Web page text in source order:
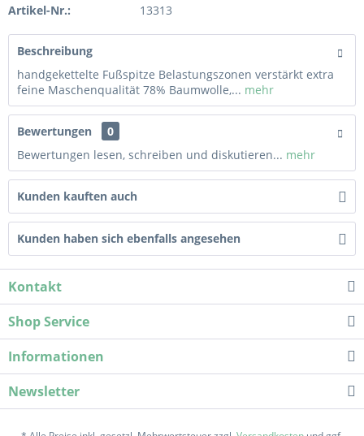
Artikel-Nr.: 13313
Beschreibung
handgekettelte Fußspitze Belastungszonen verstärkt extra
feine Maschenqualität 78% Baumwolle,... mehr
Bewertungen
0
Bewertungen lesen, schreiben und diskutieren... mehr
Kunden kauften auch
Kunden haben sich ebenfalls angesehen
Kontakt
Shop Service
Informationen
Newsletter